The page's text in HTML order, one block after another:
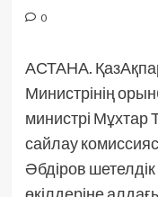
0
АСТАНА.
Министрінің
министрі Мұхтар
сайлау
Әбдіров